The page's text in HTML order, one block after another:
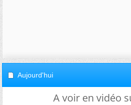
Aujourd'hui
A voir en vidéo